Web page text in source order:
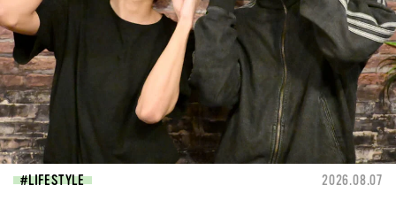
LIFESTYLE 2026.08.07